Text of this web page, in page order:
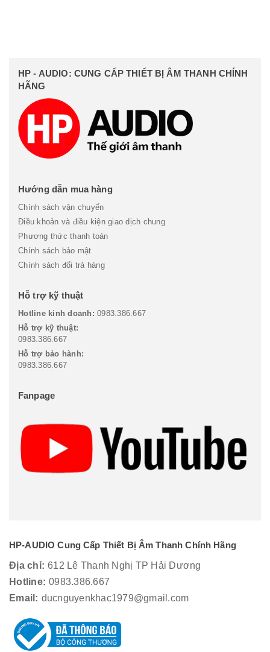
HP - AUDIO: CUNG CẤP THIẾT BỊ ÂM THANH CHÍNH
HÃNG
Hướng dẫn mua hàng
Chính sách vận chuyển
Điều khoản và điều kiện giao dịch chung
Phương thức thanh toán
Chính sách bảo mật
Chính sách đổi trả hàng
Hỗ trợ kỹ thuật
Hotline kinh doanh: 0983.386.667
Hỗ trợ kỹ thuật:
0983.386.667
Hỗ trợ bảo hành:
0983.386.667
Fanpage
HP-AUDIO Cung Cấp Thiết Bị Âm Thanh Chính Hãng
Địa chỉ: 612 Lê Thanh Nghị TP Hải Dương
Hotline: 0983.386.667
Email: ducnguyenkhac1979@gmail.com